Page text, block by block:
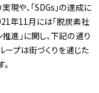
現や、「SDGs」の達成に
年11月には「脱炭素社
推進」に関し、下記の通り
ープは街づくりを通じた